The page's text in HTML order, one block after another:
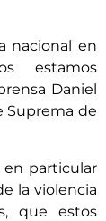
nacional en
estamos
Daniel
Suprema de
en particular
la violencia
que estos